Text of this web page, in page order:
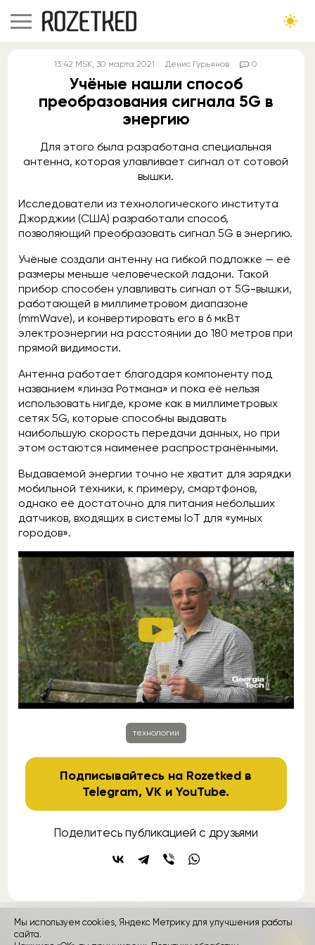
13:42 MSK, 30 марта 2021 Денис Гурьянов 0
Учёные нашли способ
преобразования сигнала 5G в
энергию
Для этого была разработана специальная
антенна, которая улавливает сигнал от сотовой
вышки.
Исследователи из технологического института
Джорджии (США) разработали способ,
позволяющий преобразовать сигнал 5G в энергию.
Учёные создали антенну на гибкой подложке — её
размеры меньше человеческой ладони. Такой
прибор способен улавливать сигнал от 5G-вышки,
работающей в миллиметровом диапазоне
(mmWave), и конвертировать его в 6 мкВт
электроэнергии на расстоянии до 180 метров при
прямой видимости.
Антенна работает благодаря компоненту под
названием «линза Ротмана» и пока её нельзя
использовать нигде, кроме как в миллиметровых
сетях 5G, которые способны выдавать
наибольшую скорость передачи данных, но при
этом остаются наименее распространёнными.
Выдаваемой энергии точно не хватит для зарядки
мобильной техники, к примеру, смартфонов,
однако её достаточно для питания небольших
датчиков, входящих в системы IoT для «умных
городов».
технологии
Подписывайтесь на Rozetked в
Telegram,VK иYouTube.
Поделитесь публикацией с друзьями
контакты
Мы используем cookies, Яндекс Метрику для улучшения работы
сайта.